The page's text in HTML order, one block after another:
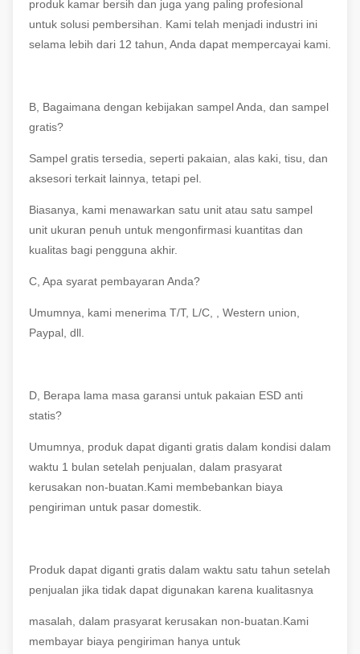
produk kamar bersih dan juga yang paling profesional
untuk solusi pembersihan. Kami telah menjadi industri ini
selama lebih dari 12 tahun, Anda dapat mempercayai kami.
B, Bagaimana dengan kebijakan sampel Anda, dan sampel
gratis?
Sampel gratis tersedia, seperti pakaian, alas kaki, tisu, dan
aksesori terkait lainnya, tetapi pel.
Biasanya, kami menawarkan satu unit atau satu sampel
unit ukuran penuh untuk mengonfirmasi kuantitas dan
kualitas bagi pengguna akhir.
C, Apa syarat pembayaran Anda?
Umumnya, kami menerima T/T, L/C, , Western union,
Paypal, dll.
D, Berapa lama masa garansi untuk pakaian ESD anti
statis?
Umumnya, produk dapat diganti gratis dalam kondisi dalam
waktu 1 bulan setelah penjualan, dalam prasyarat
kerusakan non-buatan.Kami membebankan biaya
pengiriman untuk pasar domestik.
Produk dapat diganti gratis dalam waktu satu tahun setelah
penjualan jika tidak dapat digunakan karena kualitasnya
masalah, dalam prasyarat kerusakan non-buatan.Kami
membayar biaya pengiriman hanya untuk